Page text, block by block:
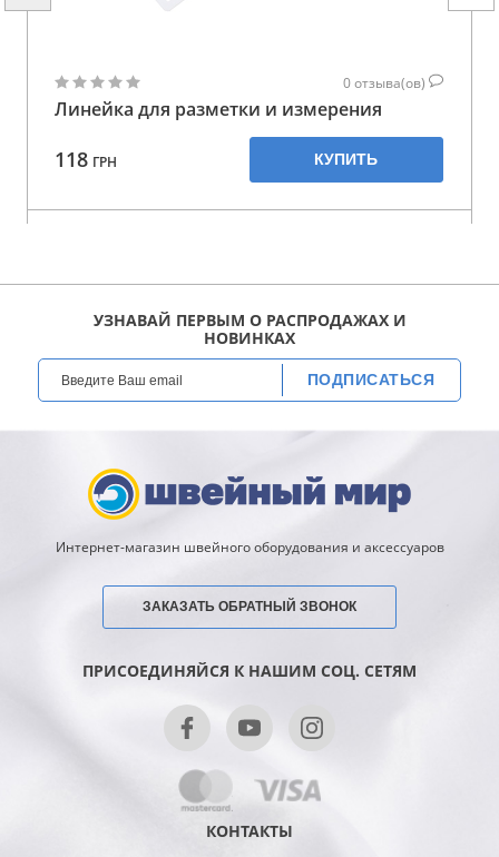
0отзыва(ов)
Линейка для разметки и измерения
118 ГРН КУПИТЬ
УЗНАВАЙ ПЕРВЫМ О РАСПРОДАЖАХ И
НОВИНКАХ
ПОДПИСАТЬСЯ
Интернет-магазин швейного оборудования и аксессуаров
ЗАКАЗАТЬ ОБРАТНЫЙ ЗВОНОК
ПРИСОЕДИНЯЙСЯ К НАШИМ СОЦ. СЕТЯМ
КОНТАКТЫ